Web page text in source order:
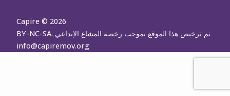
Capire © 2026
تم ترخيص هذا الموقع بموجب رخصة المشاع الإبداعي BY-NC-SA.
info@capiremov.org